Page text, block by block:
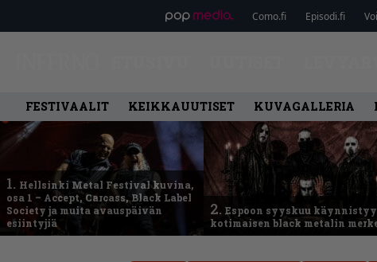
Como.fi Episodi.fi
FESTIVAALIT KEIKKAUUTISET KUVAGALLERIA
1. Hellsinki Metal Festival kuvina,
osa 1 – Accept, Carcass, Black Label
Society ja muita avauspäivän
esiintyjiä
2. Espoon syyskuu käynnistyy
kotimaisen black metalin